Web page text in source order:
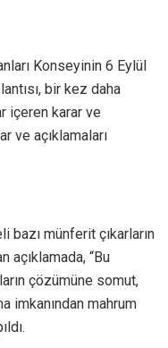
Konseyinin 6 Eylül
bir kez daha
içeren karar ve
ve açıklamaları
bazı münferit çıkarların
açıklamada, “Bu
çözümüne somut,
imkanından mahrum